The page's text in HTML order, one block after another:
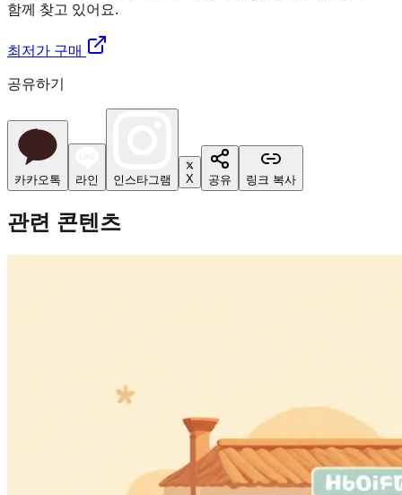
함께 찾고 있어요.
최저가 구매
공유하기
카카오톡 라인 인스타그램 X 공유 링크 복사
관련 콘텐츠